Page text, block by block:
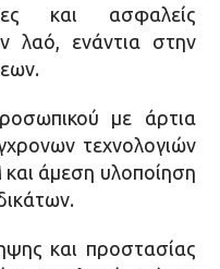
και ασφαλείς
λαό, ενάντια στην
με άρτια
τεχνολογιών
άμεση υλοποίηση
και προστασίας